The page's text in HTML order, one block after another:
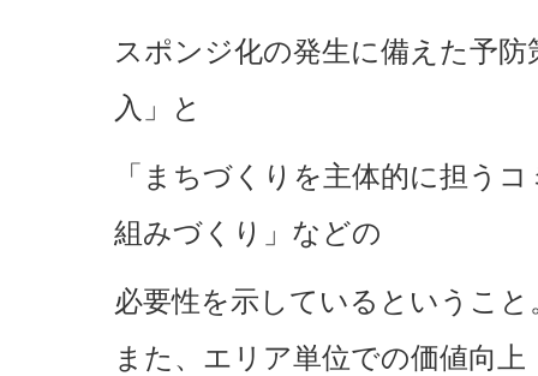
スポンジ化の発生に備えた予
入」と
「まちづくりを主体的に担う
組みづくり」などの
必要性を示しているということ
また、エリア単位での価値向